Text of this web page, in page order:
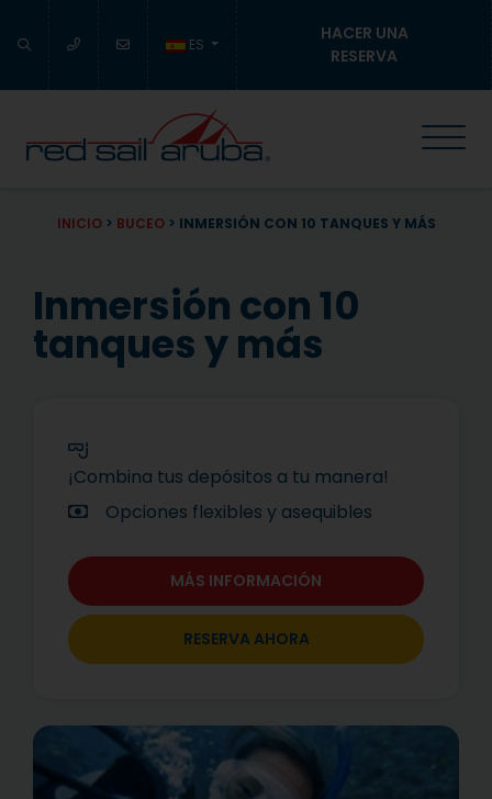
ES
HACER UNA
RESERVA
INICIO> BUCEO> INMERSIÓN CON 10 TANQUES Y MÁS
Inmersión con 10
tanques y más
¡Combina tus depósitos a tu manera!
Opciones flexibles y asequibles
MÁS INFORMACIÓN
RESERVA AHORA